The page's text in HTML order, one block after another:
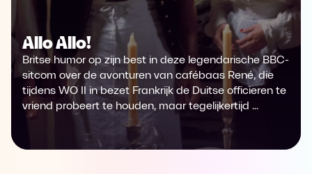
Microsoft Edge Download
Opera Download
Allo Allo!
Britse humor op zijn best in deze legendarische BBC-
sitcom over de avonturen van cafébaas René, die
tijdens WO II in bezet Frankrijk de Duitse officieren te
vriend probeert te houden, maar tegelijkertijd ...